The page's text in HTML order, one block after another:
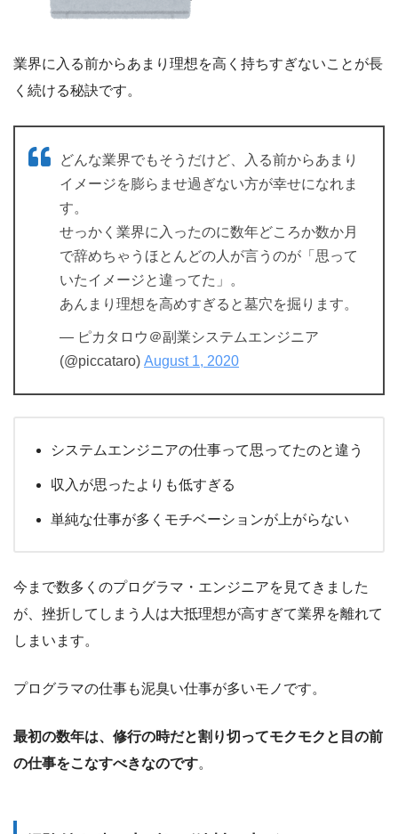
業界に入る前からあまり理想を高く持ちすぎないことが長
く続ける秘訣です。
どんな業界でもそうだけど、入る前からあまり
イメージを膨らませ過ぎない方が幸せになれま
す。
せっかく業界に入ったのに数年どころか数か月
で辞めちゃうほとんどの人が言うのが「思って
いたイメージと違ってた」。
あんまり理想を高めすぎると墓穴を掘ります。
— ピカタロウ＠副業システムエンジニア
(@piccataro) August 1, 2020
システムエンジニアの仕事って思ってたのと違う
収入が思ったよりも低すぎる
単純な仕事が多くモチベーションが上がらない
今まで数多くのプログラマ・エンジニアを見てきました
が、挫折してしまう人は大抵理想が高すぎて業界を離れて
しまいます。
プログラマの仕事も泥臭い仕事が多いモノです。
最初の数年は、修行の時だと割り切ってモクモクと目の前
の仕事をこなすべきなのです。